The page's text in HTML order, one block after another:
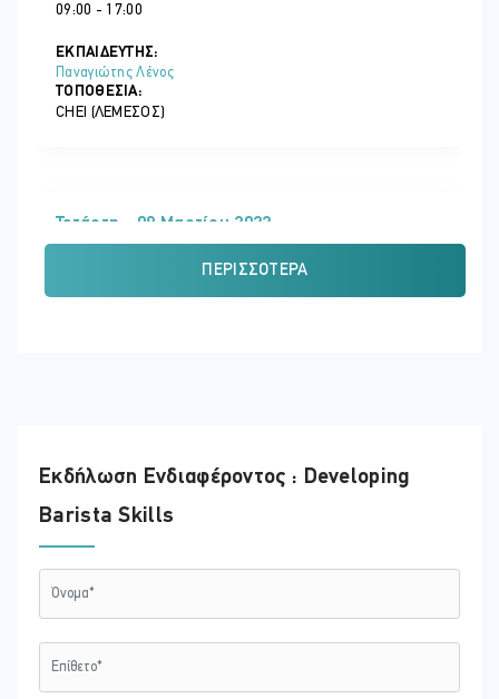
09:00 - 17:00
ΕΚΠΑΙΔΕΥΤΗΣ:
Παναγιώτης Λένος
ΤΟΠΟΘΕΣΊΑ:
CHEI (ΛΕΜΕΣΌΣ)
Τετάρτη - 09 Μαρτίου 2022
ΠΕΡΙΣΣΌΤΕΡΑ
Εκδήλωση Ενδιαφέροντος : Developing
Barista Skills